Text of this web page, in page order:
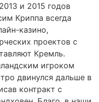
и 2015 годов
Криппа всегда
казино,
проектов с
Кремль.
игроком
двинулся дальше в
контракт с